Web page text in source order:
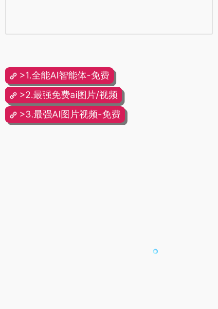
>1.全能AI智能体-免费
>2.最强免费ai图片/视频
>3.最强AI图片视频-免费